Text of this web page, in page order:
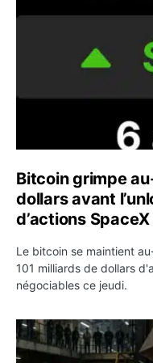
Bitcoin grimpe
dollars avant
d’actions SpaceX
Le bitcoin se maintient
101 milliards de dollars
négociables ce jeudi.
ETH : Ethereum veut